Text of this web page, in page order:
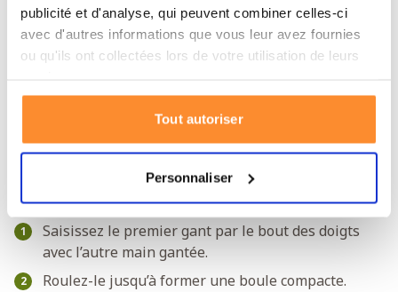
publicité et d'analyse, qui peuvent combiner celles-ci
avec d'autres informations que vous leur avez fournies
ou qu'ils ont collectées lors de votre utilisation de leurs
Tout autoriser
Personnaliser
Taille M – 95 mm de large
Taille L – 110 mm de large
Taille XL – plus de 110 mm
Instructions pour un retrait sûr
Pour éviter toute contamination croisée, minimisez le
Saisissez le premier gant par le bout des doigts
avec l’autre main gantée.
Roulez-le jusqu’à former une boule compacte.